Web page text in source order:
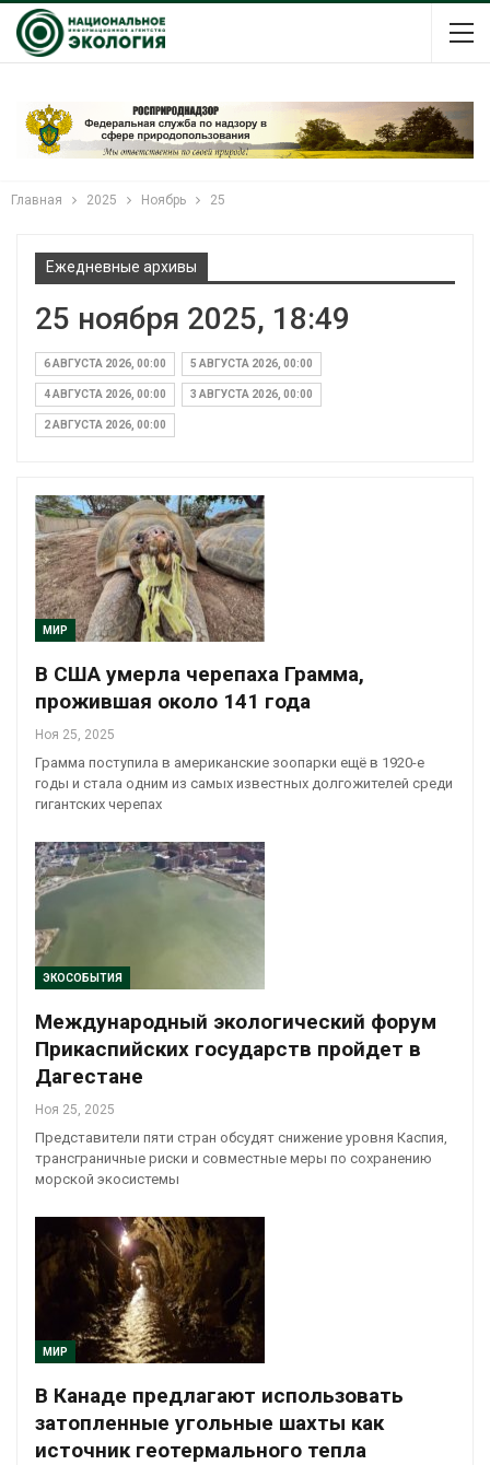
Главная 2025 Ноябрь 25
Ежедневные архивы
25 ноября 2025, 18:49
6 АВГУСТА 2026, 00:00 5 АВГУСТА 2026, 00:00
4 АВГУСТА 2026, 00:00 3 АВГУСТА 2026, 00:00
2 АВГУСТА 2026, 00:00
МИР
В США умерла черепаха Грамма,
прожившая около 141 года
Ноя 25, 2025
Грамма поступила в американские зоопарки ещё в 1920-е
годы и стала одним из самых известных долгожителей среди
гигантских черепах
ЭКОСОБЫТИЯ
Международный экологический форум
Прикаспийских государств пройдет в
Дагестане
Ноя 25, 2025
Представители пяти стран обсудят снижение уровня Каспия,
трансграничные риски и совместные меры по сохранению
морской экосистемы
МИР
В Канаде предлагают использовать
затопленные угольные шахты как
источник геотермального тепла